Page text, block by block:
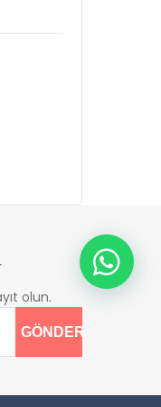
olun.